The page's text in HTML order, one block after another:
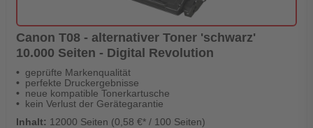
Canon T08 - alternativer Toner 'schwarz'
10.000 Seiten - Digital Revolution
geprüfte Markenqualität
perfekte Druckergebnisse
neue kompatible Tonerkartusche
kein Verlust der Gerätegarantie
Inhalt: 12000 Seiten (0,58 €* / 100 Seiten)